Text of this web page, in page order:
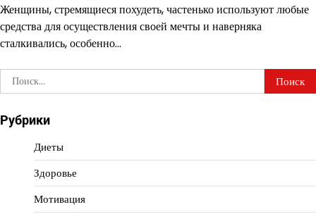
Женщины, стремящиеся похудеть, частенько используют любые
средства для осуществления своей мечты и наверняка
сталкивались, особенно…
Найти:
Рубрики
Диеты
Здоровье
Мотивация